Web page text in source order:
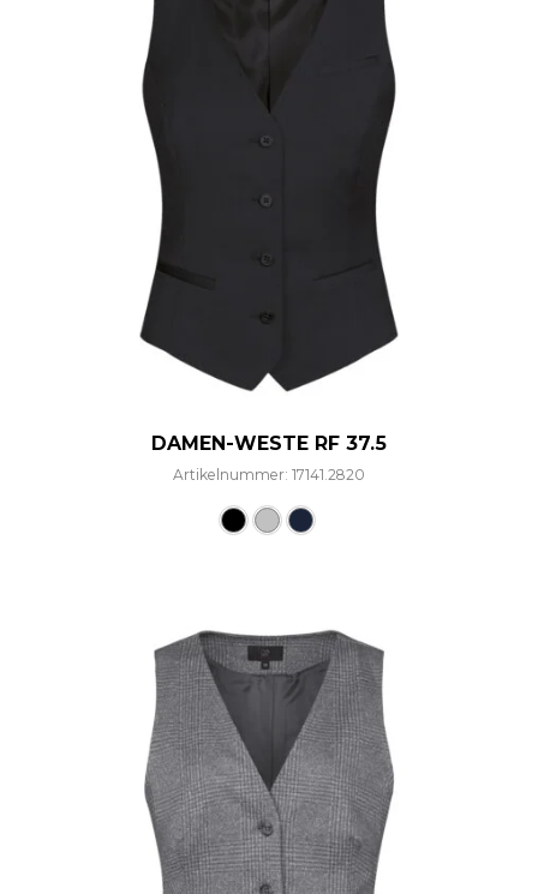
DAMEN-WESTE RF 37.5
Artikelnummer: 17141.2820